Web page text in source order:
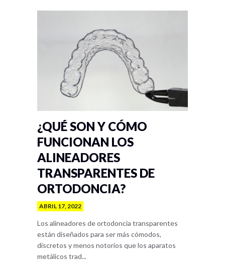
¿QUÉ SON Y CÓMO
FUNCIONAN LOS
ALINEADORES
TRANSPARENTES DE
ORTODONCIA?
ABRIL 17, 2022
Los alineadores de ortodoncia transparentes
están diseñados para ser más cómodos,
discretos y menos notorios que los aparatos
metálicos trad...